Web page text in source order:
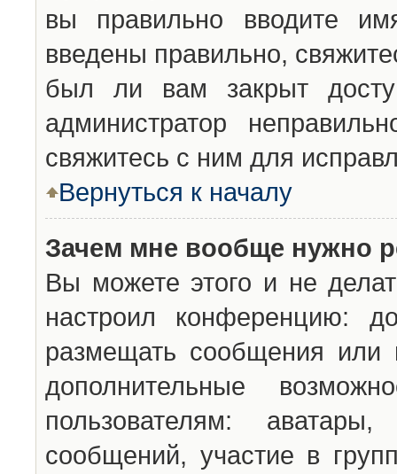
вы правильно вводите
введены правильно,
был ли вам закрыт
администратор
свяжитесь с ним для
Вернуться к началу
Зачем мне вообще нужно
Вы можете этого и не
настроил конференцию:
размещать сообщения или
дополнительные
пользователям:
сообщений, участие в